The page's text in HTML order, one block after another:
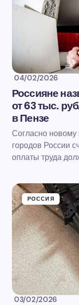
04/02/2026
Россияне
от 63 тыс.
в Пензе
Согласно
городов России
оплаты труда
РОССИЯ
03/02/2026